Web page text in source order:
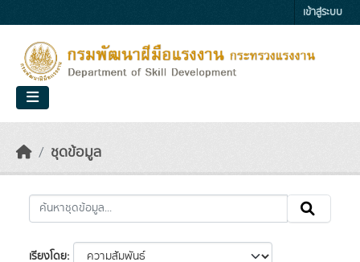
เข้าสู่ระบบ
ชุดข้อมูล
เรียงโดย